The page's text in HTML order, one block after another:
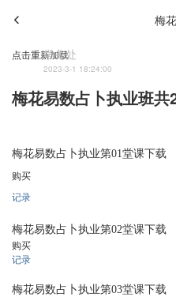
梅
点击重新加载
学务处
2023-3-1 18:24:00
梅花易数占卜执业班共
梅花易数占卜执业第01堂课下载
购买
记录
梅花易数占卜执业第02堂课下载
购买
记录
梅花易数占卜执业第03堂课下载